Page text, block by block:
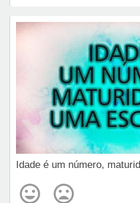
Idade é um número,